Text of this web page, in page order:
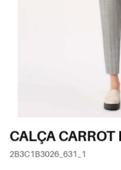
CALÇA
2B3C1B3026_631_1